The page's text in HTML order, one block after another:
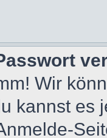
Wir
kannst es